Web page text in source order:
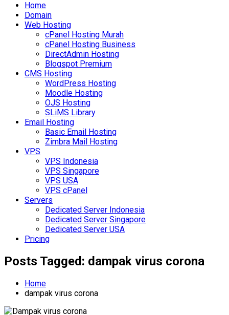
Home
Domain
Web Hosting
cPanel Hosting Murah
cPanel Hosting Business
DirectAdmin Hosting
Blogspot Premium
CMS Hosting
WordPress Hosting
Moodle Hosting
OJS Hosting
SLiMS Library
Email Hosting
Basic Email Hosting
Zimbra Mail Hosting
VPS
VPS Indonesia
VPS Singapore
VPS USA
VPS cPanel
Servers
Dedicated Server Indonesia
Dedicated Server Singapore
Dedicated Server USA
Pricing
Posts Tagged: dampak virus corona
Home
dampak virus corona